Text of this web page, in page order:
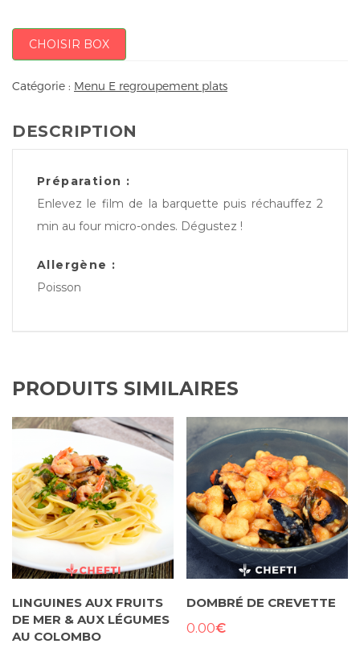
CHOISIR BOX
Catégorie : Menu E regroupement plats
DESCRIPTION
Préparation :
Enlevez le film de la barquette puis réchauffez 2
min au four micro-ondes. Dégustez !
Allergène :
Poisson
PRODUITS SIMILAIRES
LINGUINES AUX FRUITS
DE MER & AUX LÉGUMES
AU COLOMBO
DOMBRÉ DE CREVETTE
0.00€